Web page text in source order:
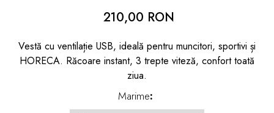
210,00 RON
Vestă cu ventilație USB, ideală pentru muncitori, sportivi și
HORECA. Răcoare instant, 3 trepte viteză, confort toată
ziua.
Marime: